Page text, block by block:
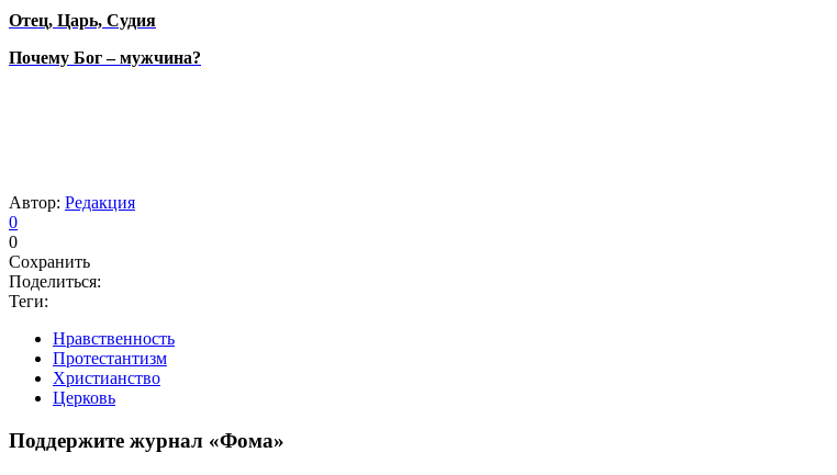
Отец, Царь, Судия
Почему Бог – мужчина?
Автор: Редакция
0
0
Сохранить
Поделиться:
Теги:
Нравственность
Протестантизм
Христианство
Церковь
Поддержите журнал «Фома»